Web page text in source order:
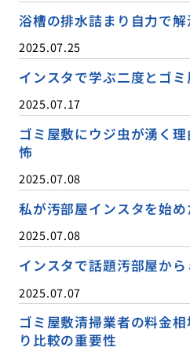
浴槽の排水詰まり自力で
2025.07.25
インスタで学ぶ二度とゴ
2025.07.17
ゴミ屋敷にウジ虫が湧く
怖
2025.07.08
私が汚部屋インスタを始
2025.07.08
インスタで話題汚部屋か
2025.07.07
ゴミ屋敷清掃業者の料金
り比較の重要性